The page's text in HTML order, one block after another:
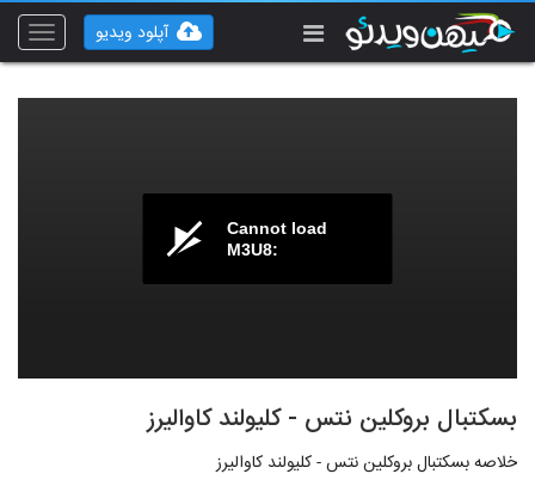
Toggle
آپلود ویدیو
Cannot load
M3U8:
بسکتبال بروکلین نتس - کلیولند کاوالیرز
خلاصه بسکتبال بروکلین نتس - کلیولند کاوالیرز